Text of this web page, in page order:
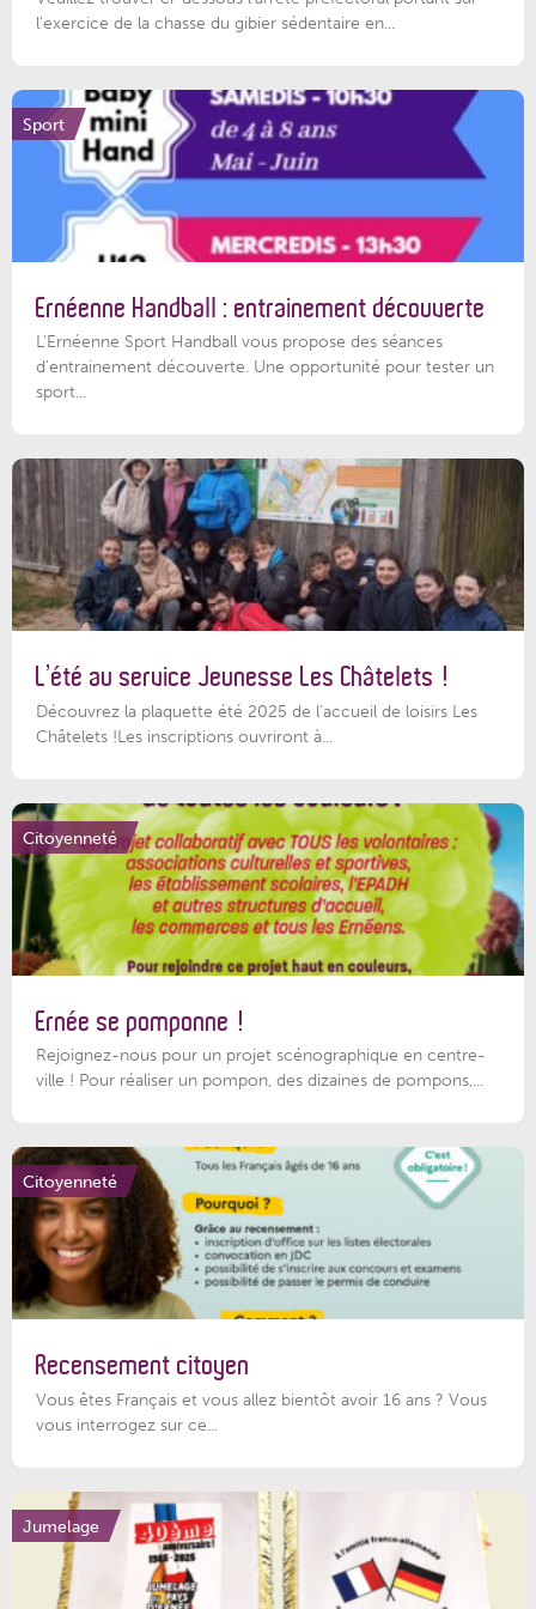
l'exercice de la chasse du gibier sédentaire en...
Sport
Ernéenne Handball : entrainement découverte
L'Ernéenne Sport Handball vous propose des séances
d'entrainement découverte. Une opportunité pour tester un
sport...
L’été au service Jeunesse Les Châtelets !
Découvrez la plaquette été 2025 de l’accueil de loisirs Les
Châtelets !Les inscriptions ouvriront à...
Citoyenneté
Ernée se pomponne !
Rejoignez-nous pour un projet scénographique en centre-
ville ! Pour réaliser un pompon, des dizaines de pompons,...
Citoyenneté
Recensement citoyen
Vous êtes Français et vous allez bientôt avoir 16 ans ? Vous
vous interrogez sur ce...
Jumelage